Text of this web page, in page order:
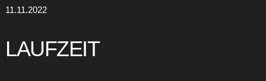
11.11.2022
LAUFZEIT